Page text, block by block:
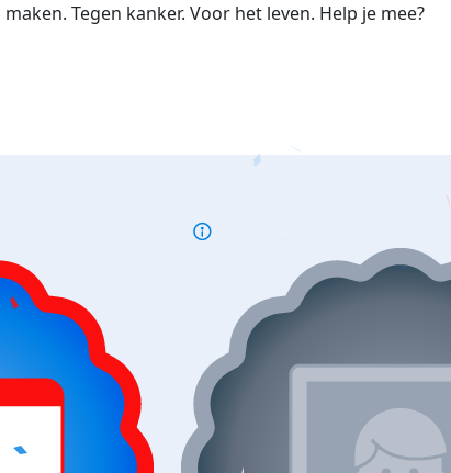
Tegen kanker. Voor het leven. Help je mee?